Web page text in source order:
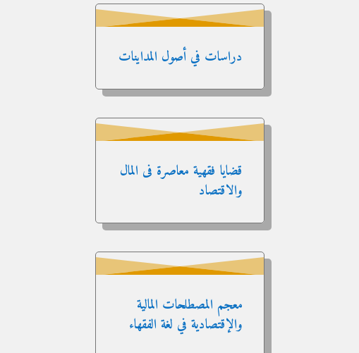
دراسات في أصول المداينات
قضايا فقهية معاصرة فى المال
والاقتصاد
معجم المصطلحات المالية
والإقتصادية في لغة الفقهاء